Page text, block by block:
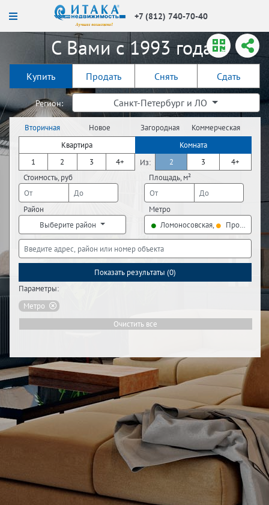
+7 (812) 740-70-40
С Вами с 1993 года!
Купить Продать Снять Сдать
Регион: Санкт-Петербург и ЛО
Вторичная
недвижимость
Новое
строительство
Загородная
недвижимость
Коммерческая
недвижимость
Квартира
Комната
1
2 3 4+ Из: 2 3
4+
Стоимость, руб
Площадь, м²
Район
Выберите район
Метро
Ломоносовская,
Проспект
Показать результаты (0)
Параметры:
Метро
Очистить все